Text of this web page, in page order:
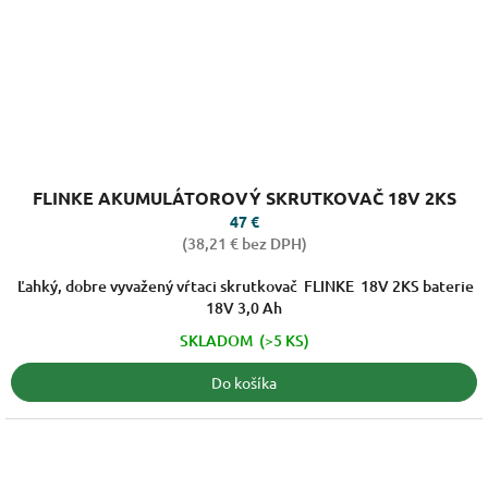
hodnotenie
produktu
je
z
5
FLINKE AKUMULÁTOROVÝ SKRUTKOVAČ 18V 2KS
47 €
(38,21 € bez DPH)
Ľahký, dobre vyvažený vŕtaci skrutkovač FLINKE 18V 2KS baterie
18V 3,0 Ah
SKLADOM (>5 KS)
Do košíka